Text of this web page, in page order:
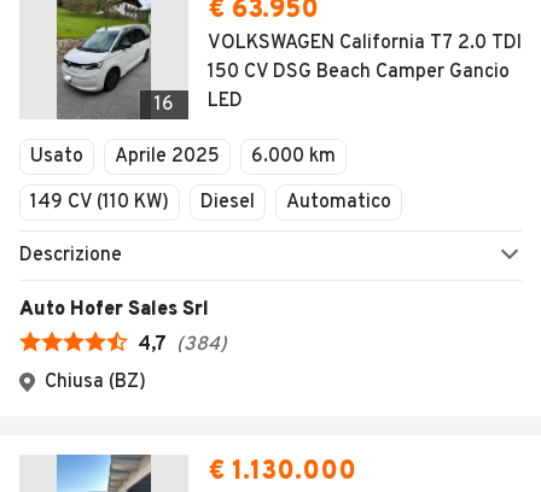
16
€ 63.950
VOLKSWAGEN California T7 2.0 TDI
150 CV DSG Beach Camper Gancio
LED
Usato Aprile 2025
6.000 km
149 CV (110 KW)
Diesel Automatico
Descrizione
Auto Hofer Sales Srl
4,7 (384)
Chiusa (BZ)
€ 1.130.000